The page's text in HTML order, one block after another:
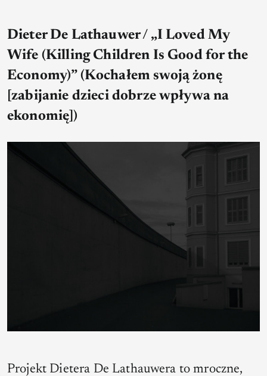
Dieter De Lathauwer / „I Loved My
Wife (Killing Children Is Good for the
Economy)” (Kochałem swoją żonę
[zabijanie dzieci dobrze wpływa na
ekonomię])
Projekt Dietera De Lathauwera to mroczne,